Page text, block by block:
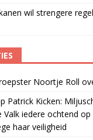
wil strengere
Noortje Roll
Patrick Kicken:
iedere ochtend
haar veiligheid